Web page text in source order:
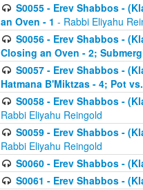
S0055 - Erev Shabbos -
an Oven - 1 - Rabbi Eliyahu
S0056 - Erev Shabbos -
Closing an Oven - 2;
S0057 - Erev Shabbos -
Hatmana B'Miktzas - 4; Pot
S0058 - Erev Shabbos -
Rabbi Eliyahu Reingold
S0059 - Erev Shabbos -
Rabbi Eliyahu Reingold
S0060 - Erev Shabbos -
S0061 - Erev Shabbos -